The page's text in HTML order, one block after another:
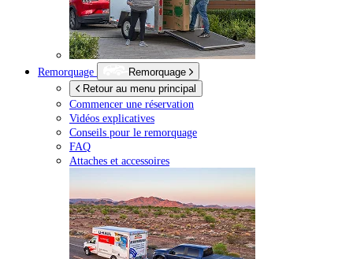
Remorquage
Remorquage
Retour au menu principal
Commencer une réservation
Vidéos explicatives
Conseils pour le remorquage
FAQ
Attaches et accessoires